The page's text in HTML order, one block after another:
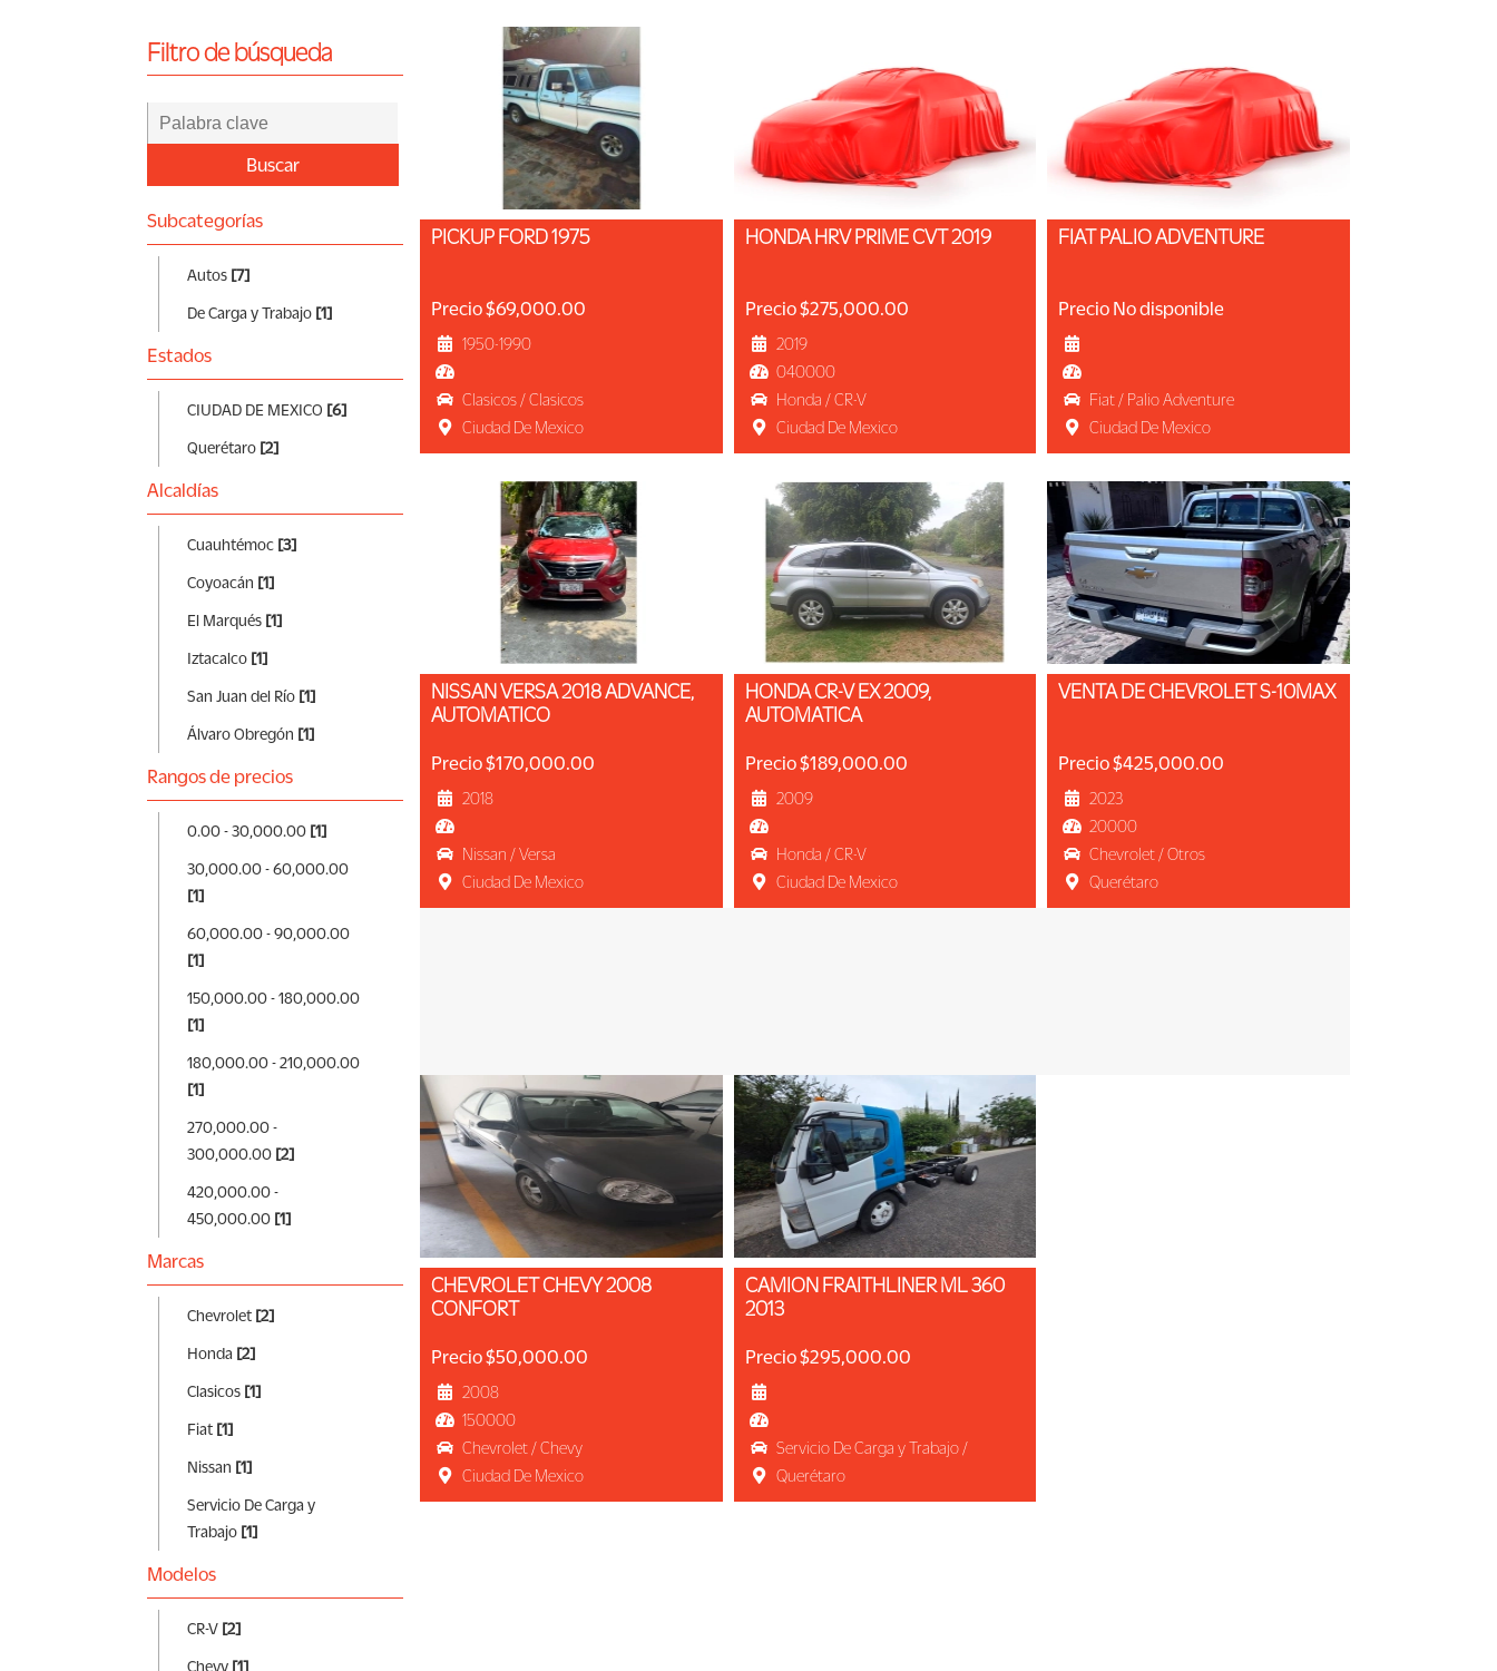
Filtro de búsqueda
Buscar
Subcategorías
Autos [7]
De Carga y Trabajo [1]
Estados
CIUDAD DE MEXICO [6]
Querétaro [2]
Alcaldías
Cuauhtémoc [3]
Coyoacán [1]
El Marqués [1]
Iztacalco [1]
San Juan del Río [1]
Álvaro Obregón [1]
Rangos de precios
0.00 - 30,000.00 [1]
30,000.00 - 60,000.00
[1]
60,000.00 - 90,000.00
[1]
150,000.00 - 180,000.00
[1]
180,000.00 - 210,000.00
[1]
270,000.00 -
300,000.00 [2]
420,000.00 -
450,000.00 [1]
Marcas
Chevrolet [2]
Honda [2]
Clasicos [1]
Fiat [1]
Nissan [1]
Servicio De Carga y
Trabajo [1]
Modelos
CR-V [2]
Chevy [1]
PICKUP FORD 1975
Precio $69,000.00
1950-1990
Clasicos / Clasicos
Ciudad De Mexico
HONDA HRV PRIME CVT 2019
Precio $275,000.00
2019
040000
Honda / CR-V
Ciudad De Mexico
FIAT PALIO ADVENTURE
Precio No disponible
Fiat / Palio Adventure
Ciudad De Mexico
NISSAN VERSA 2018 ADVANCE,
AUTOMATICO
Precio $170,000.00
2018
Nissan / Versa
Ciudad De Mexico
HONDA CR-V EX 2009,
AUTOMATICA
Precio $189,000.00
2009
Honda / CR-V
Ciudad De Mexico
VENTA DE CHEVROLET S-10MAX
Precio $425,000.00
2023
20000
Chevrolet / Otros
Querétaro
CHEVROLET CHEVY 2008
CONFORT
Precio $50,000.00
2008
150000
Chevrolet / Chevy
Ciudad De Mexico
CAMION FRAITHLINER ML 360
2013
Precio $295,000.00
Servicio De Carga y Trabajo /
Servicio De Carga y Trabajo
Querétaro